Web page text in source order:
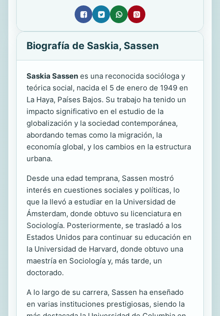
Biografía de Saskia, Sassen
Saskia Sassen es una reconocida socióloga y
teórica social, nacida el 5 de enero de 1949 en
La Haya, Países Bajos. Su trabajo ha tenido un
impacto significativo en el estudio de la
globalización y la sociedad contemporánea,
abordando temas como la migración, la
economía global, y los cambios en la estructura
urbana.
Desde una edad temprana, Sassen mostró
interés en cuestiones sociales y políticas, lo
que la llevó a estudiar en la Universidad de
Ámsterdam, donde obtuvo su licenciatura en
Sociología. Posteriormente, se trasladó a los
Estados Unidos para continuar su educación en
la Universidad de Harvard, donde obtuvo una
maestría en Sociología y, más tarde, un
doctorado.
A lo largo de su carrera, Sassen ha enseñado
en varias instituciones prestigiosas, siendo la